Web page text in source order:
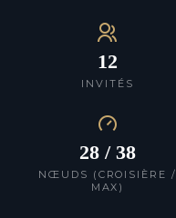
12
INVITÉS
28 / 38
NŒUDS (CROISIÈRE /
MAX)